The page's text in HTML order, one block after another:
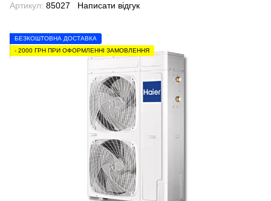
Артикул: 85027 Написати відгук
БЕЗКОШТОВНА ДОСТАВКА
- 2000 ГРН ПРИ ОФОРМЛЕННІ ЗАМОВЛЕННЯ